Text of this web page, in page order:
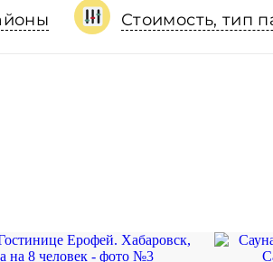
Стоимость, тип